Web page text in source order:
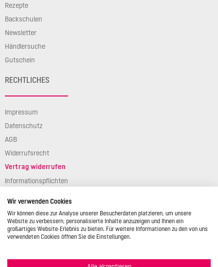
Rezepte
Backschulen
Newsletter
Händlersuche
Gutschein
RECHTLICHES
Impressum
Datenschutz
AGB
Widerrufsrecht
Vertrag widerrufen
Informationspflichten
Wir verwenden Cookies
Wir können diese zur Analyse unserer Besucherdaten platzieren, um unsere
Website zu verbessern, personalisierte Inhalte anzuzeigen und Ihnen ein
großartiges Website-Erlebnis zu bieten. Für weitere Informationen zu den von uns
verwendeten Cookies öffnen Sie die Einstellungen.